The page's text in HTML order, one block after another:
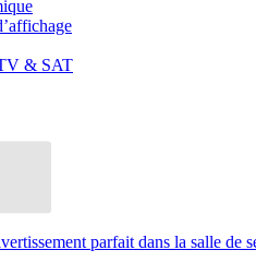
& SAT
parfait dans la salle de